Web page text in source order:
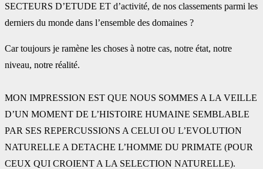
SECTEURS D’ETUDE ET d’activité, de nos classements parmi les
derniers du monde ‎dans l’ensemble des domaines ?
Car toujours je ramène les choses à notre cas, notre état, ‎notre
niveau, notre réalité.
MON IMPRESSION EST QUE NOUS SOMMES A LA VEILLE
D’UN MOMENT DE L’HISTOIRE ‎HUMAINE SEMBLABLE
PAR SES REPERCUSSIONS A CELUI OU L’EVOLUTION
NATURELLE A ‎DETACHE L’HOMME DU PRIMATE (POUR
CEUX QUI CROIENT A LA SELECTION NATURELLE).‎